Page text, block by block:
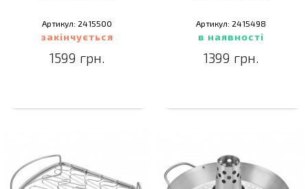
Артикул: 2415500
закінчується
1599 грн.
Артикул: 2415498
в наявності
1399 грн.